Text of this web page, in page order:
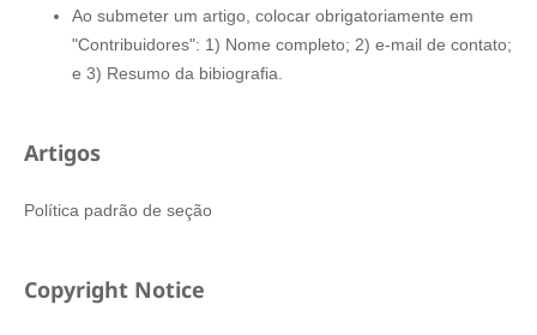
Ao submeter um artigo, colocar obrigatoriamente em
"Contribuidores": 1) Nome completo; 2) e-mail de contato;
e 3) Resumo da bibiografia.
Artigos
Política padrão de seção
Copyright Notice